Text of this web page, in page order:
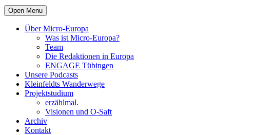
Open Menu
Über Micro-Europa
Was ist Micro-Europa?
Team
Die Redaktionen in Europa
ENGAGE Tübingen
Unsere Podcasts
Kleinfeldts Wanderwege
Projektstudium
erzählmal.
Visionen und O-Saft
Archiv
Kontakt